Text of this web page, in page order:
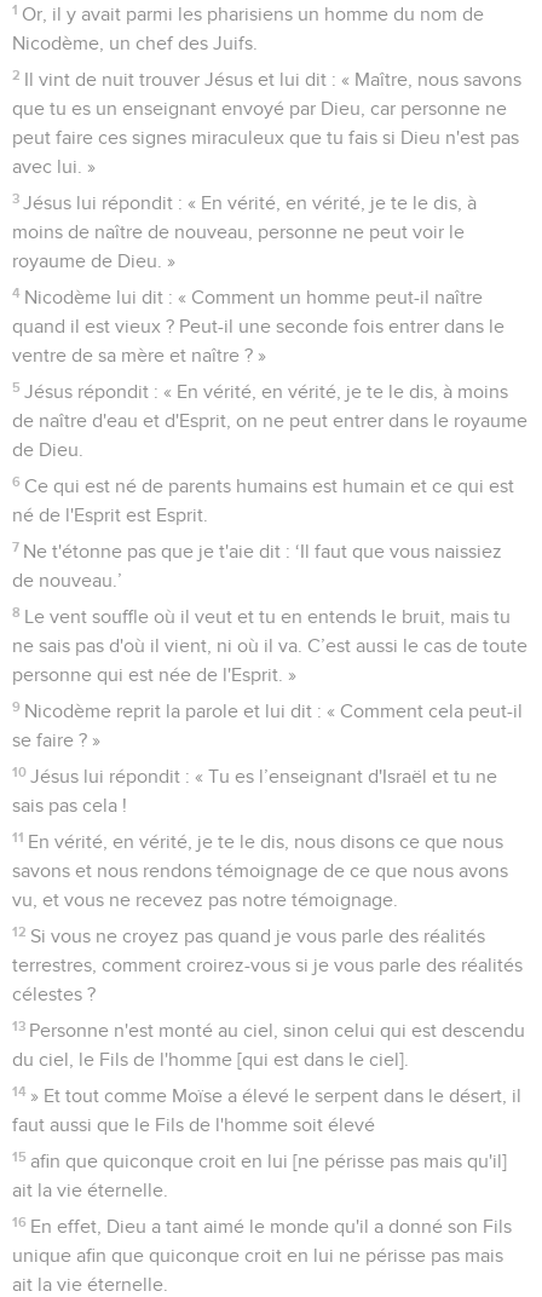
1 Or, il y avait parmi les pharisiens un homme du nom de
Nicodème, un chef des Juifs.
2 Il vint de nuit trouver Jésus et lui dit : « Maître, nous savons
que tu es un enseignant envoyé par Dieu, car personne ne
peut faire ces signes miraculeux que tu fais si Dieu n'est pas
avec lui. »
3 Jésus lui répondit : « En vérité, en vérité, je te le dis, à
moins de naître de nouveau, personne ne peut voir le
royaume de Dieu. »
4 Nicodème lui dit : « Comment un homme peut-il naître
quand il est vieux ? Peut-il une seconde fois entrer dans le
ventre de sa mère et naître ? »
5 Jésus répondit : « En vérité, en vérité, je te le dis, à moins
de naître d'eau et d'Esprit, on ne peut entrer dans le royaume
de Dieu.
6 Ce qui est né de parents humains est humain et ce qui est
né de l'Esprit est Esprit.
7 Ne t'étonne pas que je t'aie dit : ‘Il faut que vous naissiez
de nouveau.’
8 Le vent souffle où il veut et tu en entends le bruit, mais tu
ne sais pas d'où il vient, ni où il va. C’est aussi le cas de toute
personne qui est née de l'Esprit. »
9 Nicodème reprit la parole et lui dit : « Comment cela peut-il
se faire ? »
10 Jésus lui répondit : « Tu es l’enseignant d'Israël et tu ne
sais pas cela !
11 En vérité, en vérité, je te le dis, nous disons ce que nous
savons et nous rendons témoignage de ce que nous avons
vu, et vous ne recevez pas notre témoignage.
12 Si vous ne croyez pas quand je vous parle des réalités
terrestres, comment croirez-vous si je vous parle des réalités
célestes ?
13 Personne n'est monté au ciel, sinon celui qui est descendu
du ciel, le Fils de l'homme [qui est dans le ciel].
14 » Et tout comme Moïse a élevé le serpent dans le désert, il
faut aussi que le Fils de l'homme soit élevé
15 afin que quiconque croit en lui [ne périsse pas mais qu'il]
ait la vie éternelle.
16 En effet, Dieu a tant aimé le monde qu'il a donné son Fils
unique afin que quiconque croit en lui ne périsse pas mais
ait la vie éternelle.